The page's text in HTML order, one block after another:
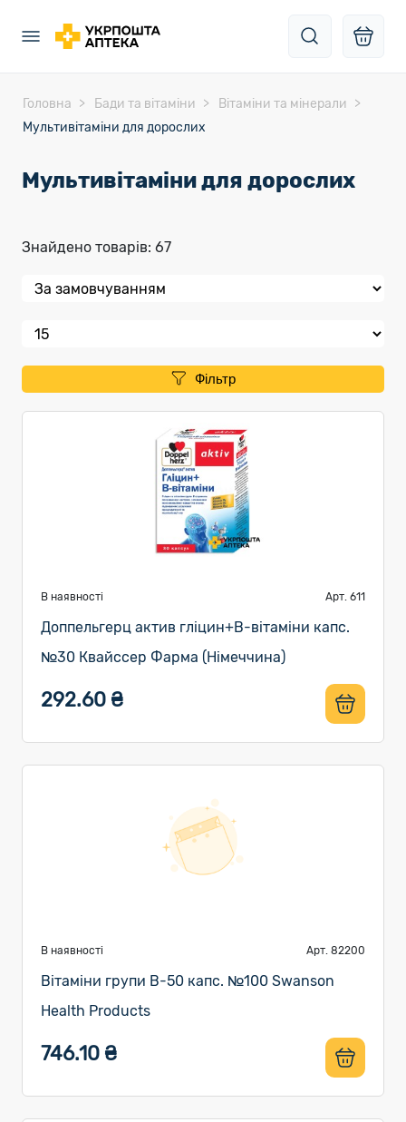
Головна Бади та вітаміни
Вітаміни та мінерали
Мультивітаміни для дорослих
Мультивітаміни для дорослих
Знайдено товарів: 67
Фільтр
В наявності Арт. 611
Доппельгерц актив гліцин+В-вітаміни капс.
№30 Квайссер Фарма (Німеччина)
292.60 ₴
В наявності Арт. 82200
Вітаміни групи B-50 капс. №100 Swanson
Health Products
746.10 ₴